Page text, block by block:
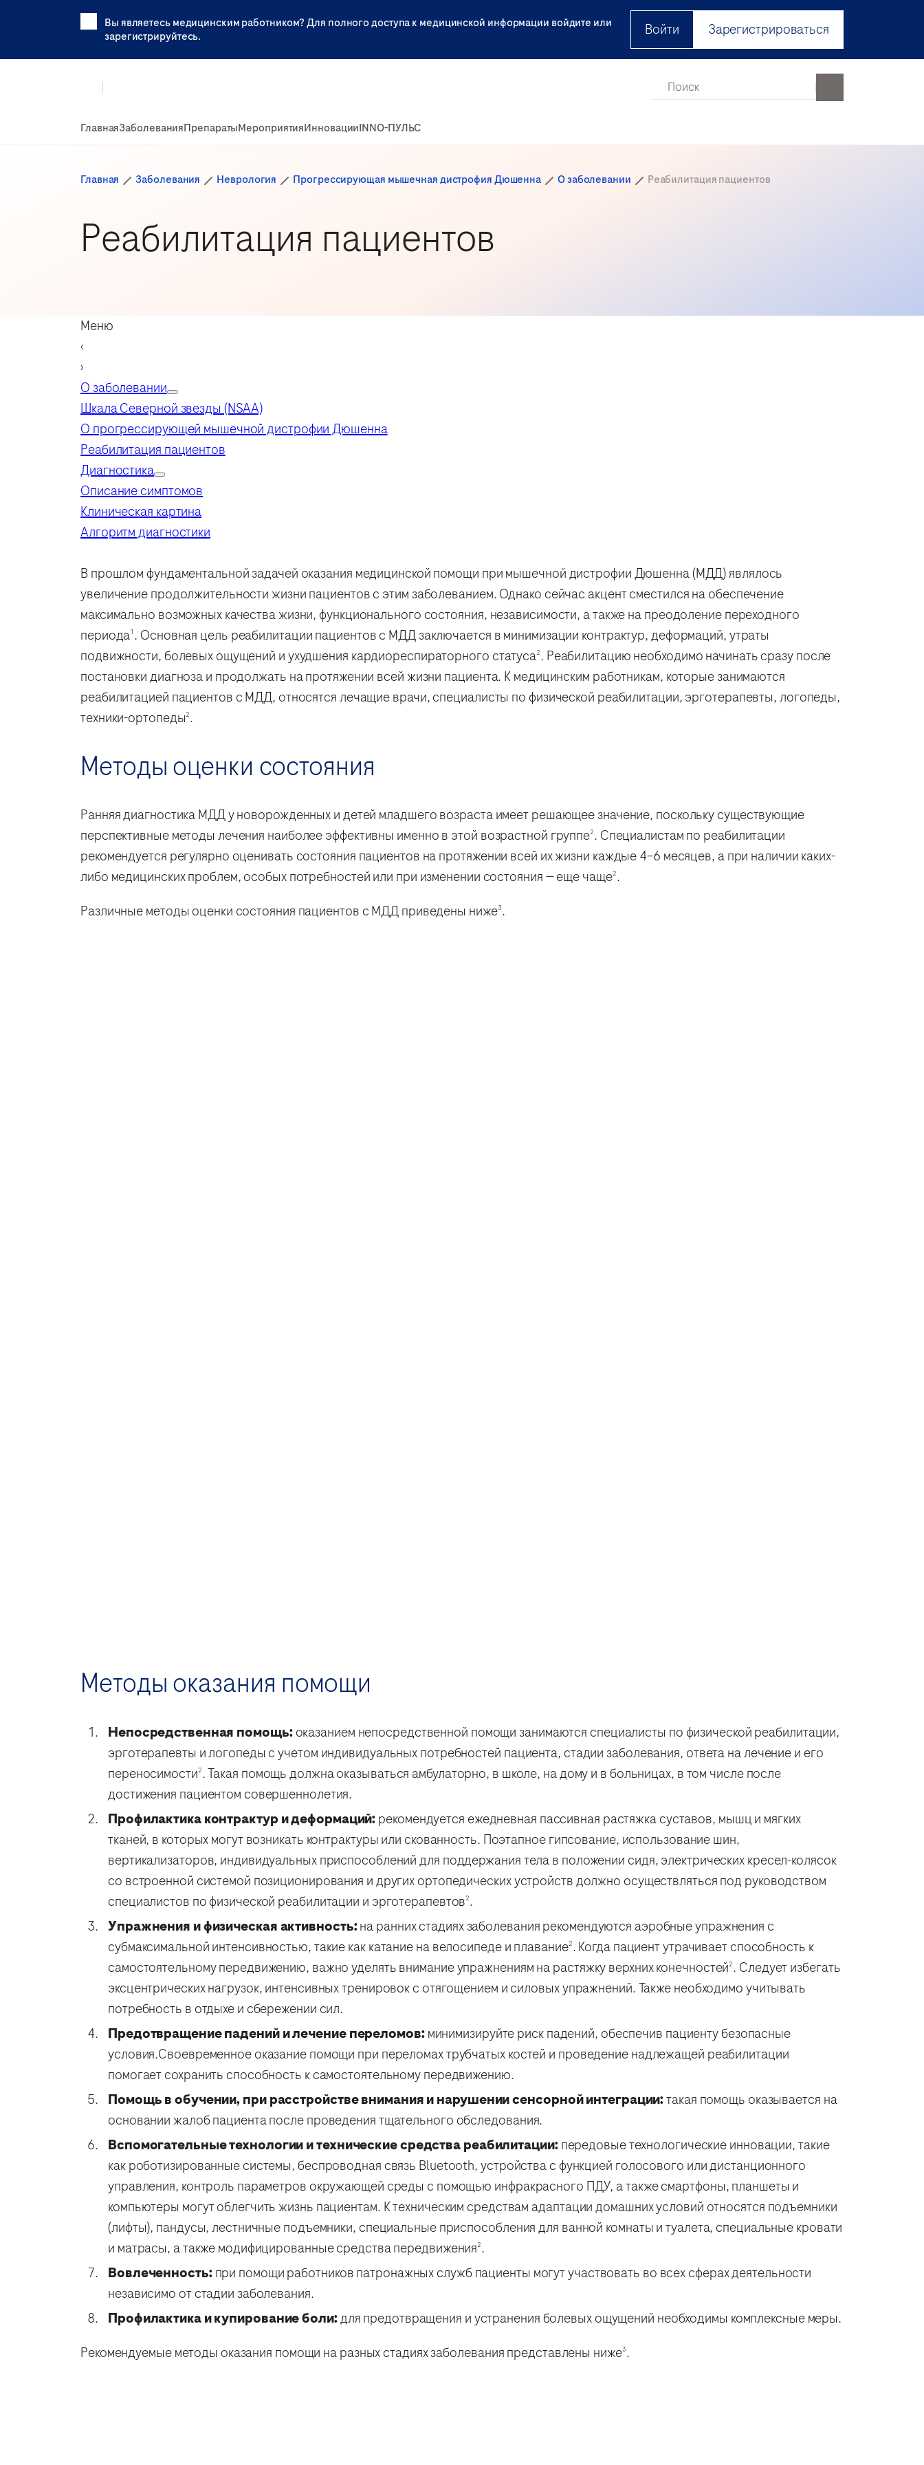
Вы являетесь медицинским работником? Для полного доступа к медицинской информации войдите или
зарегистрируйтесь.
Войти Зарегистрироваться
ГлавнаяЗаболеванияПрепаратыМероприятияИнновацииINNO-ПУЛЬС
Главная Заболевания Неврология Прогрессирующая мышечная дистрофия Дюшенна О заболевании Реабилитация пациентов
Реабилитация пациентов
Меню
‹
›
О заболевании
Шкала Северной звезды (NSAA)
О прогрессирующей мышечной дистрофии Дюшенна
Реабилитация пациентов
Диагностика
Описание симптомов
Клиническая картина
Алгоритм диагностики
В прошлом фундаментальной задачей оказания медицинской помощи при мышечной дистрофии Дюшенна (МДД) являлось
увеличение продолжительности жизни пациентов с этим заболеванием. Однако сейчас акцент сместился на обеспечение
максимально возможных качества жизни, функционального состояния, независимости, а также на преодоление переходного
периода1 . Основная цель реабилитации пациентов с МДД заключается в минимизации контрактур, деформаций, утраты
подвижности, болевых ощущений и ухудшения кардиореспираторного статуса2. Реабилитацию необходимо начинать сразу после
постановки диагноза и продолжать на протяжении всей жизни пациента. К медицинским работникам, которые занимаются
реабилитацией пациентов с МДД, относятся лечащие врачи, специалисты по физической реабилитации, эрготерапевты, логопеды,
техники-ортопеды2.
Методы оценки состояния
Ранняя диагностика МДД у новорожденных и детей младшего возраста имеет решающее значение, поскольку существующие
перспективные методы лечения наиболее эффективны именно в этой возрастной группе2. Специалистам по реабилитации
рекомендуется регулярно оценивать состояния пациентов на протяжении всей их жизни каждые 4–6 месяцев, а при наличии каких-
либо медицинских проблем, особых потребностей или при изменении состояния — еще чаще2.
Различные методы оценки состояния пациентов с МДД приведены ниже3.
Методы оказания помощи
Непосредственная помощь:оказанием непосредственной помощи занимаются специалисты по физической реабилитации,
эрготерапевты и логопеды с учетом индивидуальных потребностей пациента, стадии заболевания, ответа на лечение и его
переносимости2. Такая помощь должна оказываться амбулаторно, в школе, на дому и в больницах, в том числе после
достижения пациентом совершеннолетия.
Профилактика контрактур и деформаций:рекомендуется ежедневная пассивная растяжка суставов, мышц и мягких
тканей, в которых могут возникать контрактуры или скованность. Поэтапное гипсование, использование шин,
вертикализаторов, индивидуальных приспособлений для поддержания тела в положении сидя, электрических кресел-колясок
со встроенной системой позиционирования и других ортопедических устройств должно осуществляться под руководством
специалистов по физической реабилитации и эрготерапевтов2.
Упражнения и физическая активность:на ранних стадиях заболевания рекомендуются аэробные упражнения с
субмаксимальной интенсивностью, такие как катание на велосипеде и плавание2. Когда пациент утрачивает способность к
самостоятельному передвижению, важно уделять внимание упражнениям на растяжку верхних конечностей2. Следует избегать
эксцентрических нагрузок, интенсивных тренировок с отягощением и силовых упражнений. Также необходимо учитывать
потребность в отдыхе и сбережении сил.
Предотвращение падений и лечение переломов:минимизируйте риск падений, обеспечив пациенту безопасные
условия.Своевременное оказание помощи при переломах трубчатых костей и проведение надлежащей реабилитации
помогает сохранить способность к самостоятельному передвижению.
Помощь в обучении, при расстройстве внимания и нарушении сенсорной интеграции:такая помощь оказывается на
основании жалоб пациента после проведения тщательного обследования.
Вспомогательные технологии и технические средства реабилитации:передовые технологические инновации, такие
как роботизированные системы, беспроводная связь Bluetooth, устройства с функцией голосового или дистанционного
управления, контроль параметров окружающей среды с помощью инфракрасного ПДУ, а также смартфоны, планшеты и
компьютеры могут облегчить жизнь пациентам. К техническим средствам адаптации домашних условий относятся подъемники
(лифты), пандусы, лестничные подъемники, специальные приспособления для ванной комнаты и туалета, специальные кровати
и матрасы, а также модифицированные средства передвижения2.
Вовлеченность:при помощи работников патронажных служб пациенты могут участвовать во всех сферах деятельности
независимо от стадии заболевания.
Профилактика и купирование боли:для предотвращения и устранения болевых ощущений необходимы комплексные меры.
Рекомендуемые методы оказания помощи на разных стадиях заболевания представлены ниже3.